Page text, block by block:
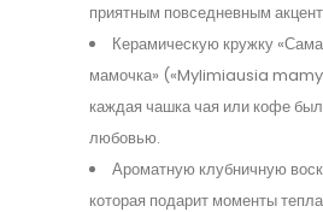
приятным повседневным
Керамическую кружку
мамочка» («Mylimiausia
каждая чашка чая или кофе
любовью.
Ароматную клубничную
которая подарит моменты